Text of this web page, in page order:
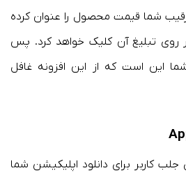
شما قیمت محصول را عنوان کرده
روی تبلیغ آن کلیک خواهد کرد. پس
این است که از این افزونه غافل
جلب کاربر برای دانلود اپلیکیشن شما